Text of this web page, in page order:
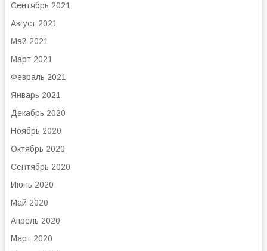
Сентябрь 2021
Август 2021
Май 2021
Март 2021
Февраль 2021
Январь 2021
Декабрь 2020
Ноябрь 2020
Октябрь 2020
Сентябрь 2020
Июнь 2020
Май 2020
Апрель 2020
Март 2020